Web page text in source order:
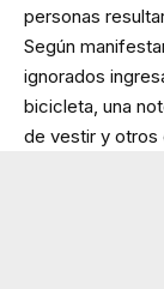
personas
Según
ignorados
bicicleta, una
de vestir y